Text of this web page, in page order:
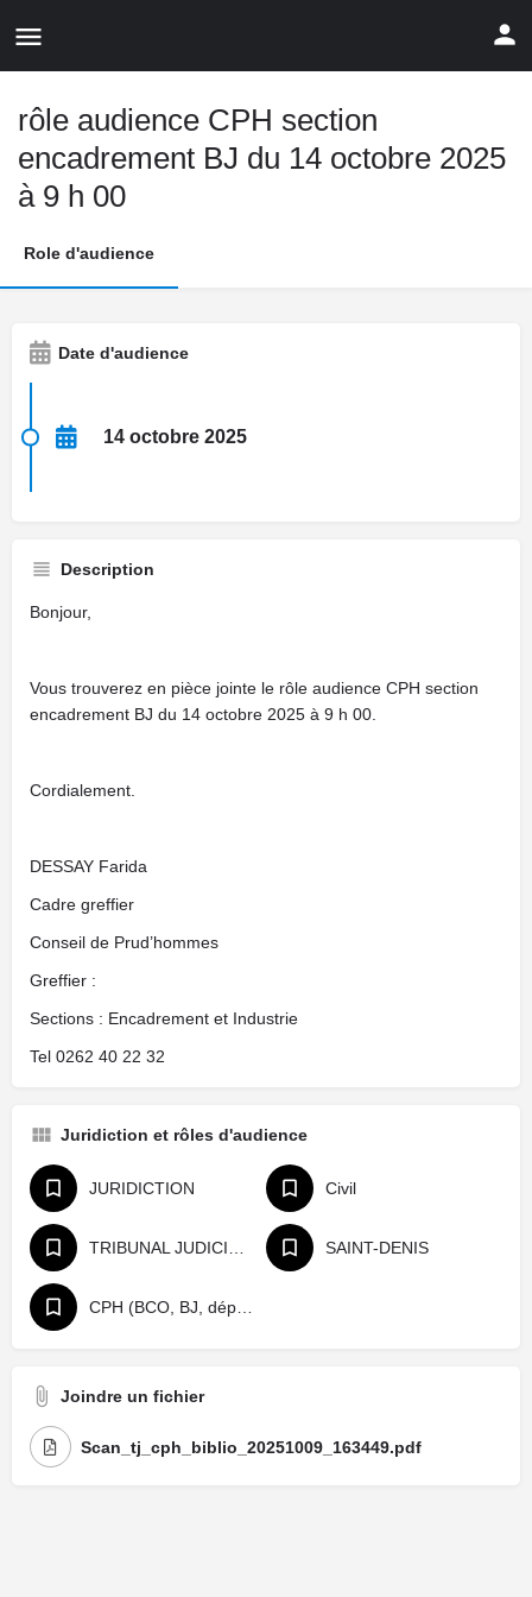
rôle audience CPH section
encadrement BJ du 14 octobre 2025
à 9 h 00
Role d'audience
Date d'audience
14 octobre 2025
Description
Bonjour,
Vous trouverez en pièce jointe le rôle audience CPH section
encadrement BJ du 14 octobre 2025 à 9 h 00.
Cordialement.
DESSAY Farida
Cadre greffier
Conseil de Prud’hommes
Greffier :
Sections : Encadrement et Industrie
Tel 0262 40 22 32
Juridiction et rôles d'audience
JURIDICTION Civil
SAINT-DENIS
Joindre un fichier
Scan_tj_cph_biblio_20251009_163449.pdf